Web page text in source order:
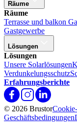
Räume
Räume
Terrasse und balkon
Gastgewerbe
Lösungen
Lösungen
Unsere Solarlösungen
Verdunkelungsschutz
Erfahrungsberichte
© 2026 Brustor
Geschäftsbedingungen